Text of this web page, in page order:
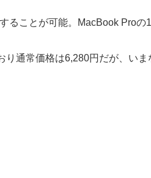
ことが可能。MacBook Proの
通常価格は6,280円だが、い